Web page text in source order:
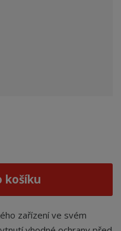
košíku
zařízení ve svém